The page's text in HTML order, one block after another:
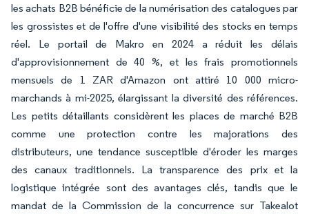
les achats B2B bénéficie de la numérisation des catalogues par
les grossistes et de l'offre d'une visibilité des stocks en temps
réel. Le portail de Makro en 2024 a réduit les délais
d'approvisionnement de 40 %, et les frais promotionnels
mensuels de 1 ZAR d'Amazon ont attiré 10 000 micro-
marchands à mi-2025, élargissant la diversité des références.
Les petits détaillants considèrent les places de marché B2B
comme une protection contre les majorations des
distributeurs, une tendance susceptible d'éroder les marges
des canaux traditionnels. La transparence des prix et la
logistique intégrée sont des avantages clés, tandis que le
mandat de la Commission de la concurrence sur Takealot